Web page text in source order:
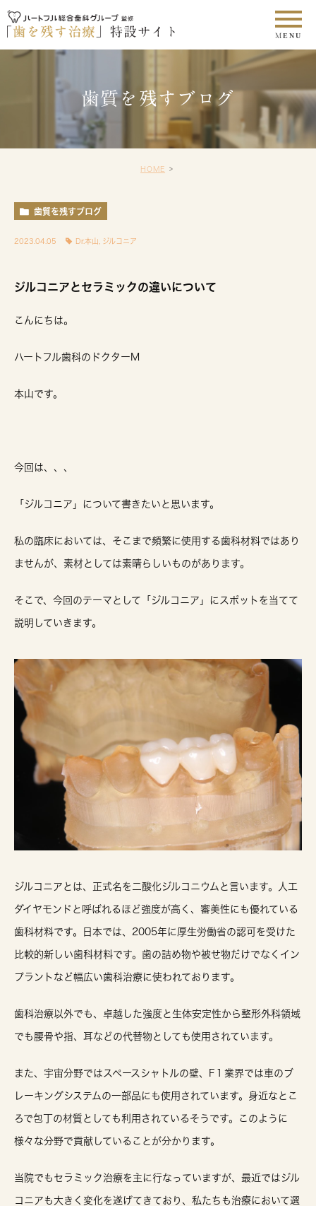
歯質を残すブログ
HOME
歯質を残すブログ
2023.04.05 Dr.本山 ジルコニア
ジルコニアとセラミックの違いについて
こんにちは。
ハートフル歯科のドクターM
本山です。
今回は、、、
「ジルコニア」について書きたいと思います。
私の臨床においては、そこまで頻繁に使用する歯科材料ではあり
ませんが、素材としては素晴らしいものがあります。
そこで、今回のテーマとして「ジルコニア」にスポットを当てて
説明していきます。
ジルコニアとは、正式名を二酸化ジルコニウムと言います。人工
ダイヤモンドと呼ばれるほど強度が高く、審美性にも優れている
歯科材料です。日本では、2005年に厚生労働省の認可を受けた
比較的新しい歯科材料です。歯の詰め物や被せ物だけでなくイン
プラントなど幅広い歯科治療に使われております。
歯科治療以外でも、卓越した強度と生体安定性から整形外科領域
でも腰骨や指、耳などの代替物としても使用されています。
また、宇宙分野ではスペースシャトルの壁、F１業界では車のブ
レーキングシステムの一部品にも使用されています。身近なとこ
ろで包丁の材質としても利用されているそうです。このように
様々な分野で貢献していることが分かります。
当院でもセラミック治療を主に行なっていますが、最近ではジル
コニアも大きく変化を遂げてきており、私たちも治療において選